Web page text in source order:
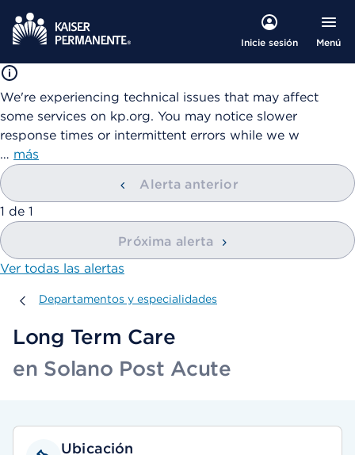
Inicie sesión Menú
We're experiencing technical issues that may affect
some services on kp.org. You may notice slower
response times or intermittent errors while we w
… más
Alerta anterior
mostrando
1 de 1
Próxima alerta
Ver todas las alertas
Departamentos y especialidades
Departamentos y especialidades
Long Term Care
en Solano Post Acute
Ubicación